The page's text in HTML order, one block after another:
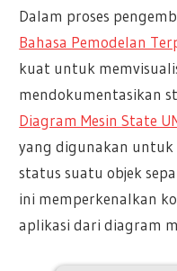
Dalam proses
Bahasa Pemodelan
kuat untuk
mendokumentasikan
Diagram Mesin State
yang digunakan
status suatu objek
ini memperkenalkan
aplikasi dari diagram